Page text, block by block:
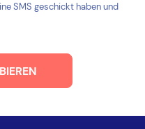
SMS geschickt haben und